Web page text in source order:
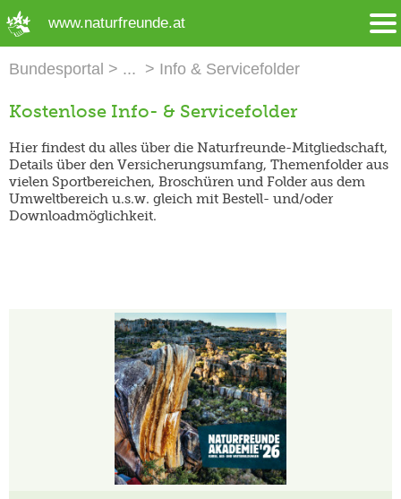
www.naturfreunde.at
Bundesportal Info & Servicefolder
Kostenlose Info- & Servicefolder
Hier findest du alles über die Naturfreunde-Mitgliedschaft,
Details über den Versicherungsumfang, Themenfolder aus
vielen Sportbereichen, Broschüren und Folder aus dem
Umweltbereich u.s.w. gleich mit Bestell- und/oder
Downloadmöglichkeit.